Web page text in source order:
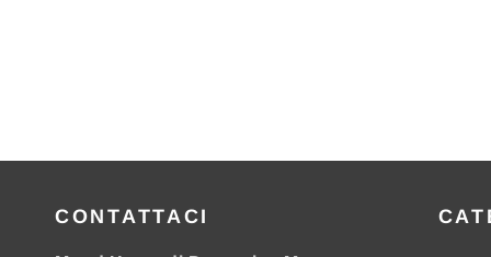
CONTATTACI